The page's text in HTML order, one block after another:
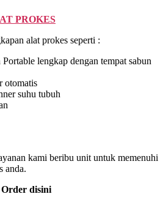
PROKES
alat prokes seperti :
lengkap dengan tempat sabun
otomatis
suhu tubuh
kami beribu unit untuk memenuhi
anda.
Order disini